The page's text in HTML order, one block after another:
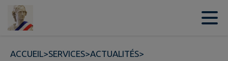
Contenu
ACCUEIL>SERVICES>ACTUALITÉS>